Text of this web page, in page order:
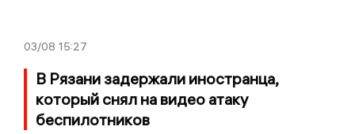
03/08 15:27
В Рязани задержали иностранца,
который снял на видео атаку
беспилотников